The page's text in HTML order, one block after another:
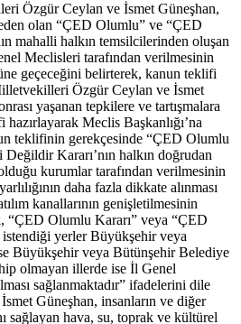
Özgür Ceylan ve İsmet Güneşhan,
olan “ÇED Olumlu” ve “ÇED
mahalli halkın temsilcilerinden oluşan
Meclisleri tarafından verilmesinin
geçeceğini belirterek, kanun teklifi
Özgür Ceylan ve İsmet
yaşanan tepkilere ve tartışmalara
Meclis Başkanlığı’na
teklifinin gerekçesinde “ÇED Olumlu
Kararı’nın halkın doğrudan
kurumlar tarafından verilmesinin
daha fazla dikkate alınması
kanallarının genişletilmesinin
“ÇED Olumlu Kararı” veya “ÇED
yerler Büyükşehir veya
Büyükşehir veya Bütünşehir Belediye
olmayan illerde ise İl Genel
sağlanmaktadır” ifadelerini dile
Güneşhan, insanların ve diğer
sağlayan hava, su, toprak ve kültürel